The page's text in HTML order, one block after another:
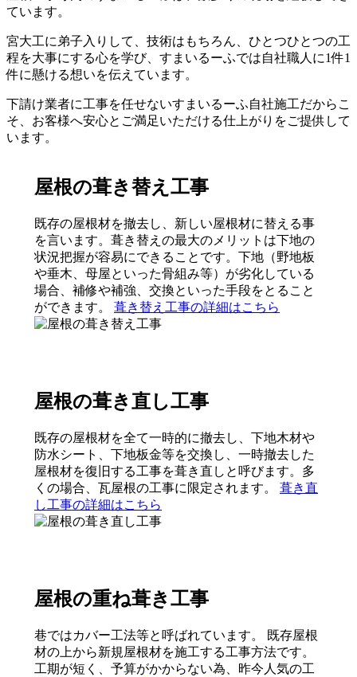
ています。
宮大工に弟子入りして、技術はもちろん、ひとつひとつの工
程を大事にする心を学び、すまいるーふでは自社職人に1件1
件に懸ける想いを伝えています。
下請け業者に工事を任せないすまいるーふ自社施工だからこ
そ、お客様へ安心とご満足いただける仕上がりをご提供して
います。
屋根の葺き替え工事
既存の屋根材を撤去し、新しい屋根材に替える事
を言います。葺き替えの最大のメリットは下地の
状況把握が容易にできることです。下地（野地板
や垂木、母屋といった骨組み等）が劣化している
場合、補修や補強、交換といった手段をとること
ができます。 葺き替え工事の詳細はこちら
屋根の葺き直し工事
既存の屋根材を全て一時的に撤去し、下地木材や
防水シート、下地板金等を交換し、一時撤去した
屋根材を復旧する工事を葺き直しと呼びます。多
くの場合、瓦屋根の工事に限定されます。 葺き直
し工事の詳細はこちら
屋根の重ね葺き工事
巷ではカバー工法等と呼ばれています。 既存屋根
材の上から新規屋根材を施工する工事方法です。
工期が短く、予算がかからない為、昨今人気の工